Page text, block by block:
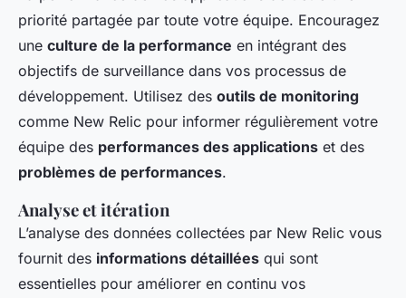
priorité partagée par toute votre équipe. Encouragez
une culture de la performance en intégrant des
objectifs de surveillance dans vos processus de
développement. Utilisez des outils de monitoring
comme New Relic pour informer régulièrement votre
équipe des performances des applications et des
problèmes de performances.
Analyse et itération
L’analyse des données collectées par New Relic vous
fournit des informations détaillées qui sont
essentielles pour améliorer en continu vos